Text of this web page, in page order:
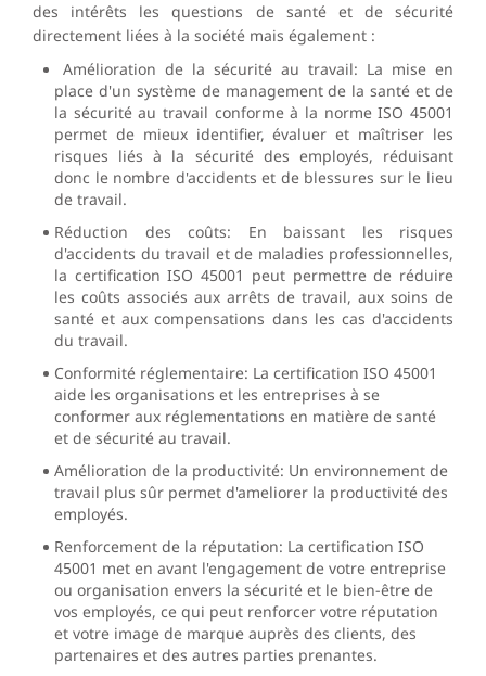
des intérêts les questions de santé et de sécurité
directement liées à la société mais également :
Amélioration de la sécurité au travail: La mise en
place d'un système de management de la santé et de
la sécurité au travail conforme à la norme ISO 45001
permet de mieux identifier, évaluer et maîtriser les
risques liés à la sécurité des employés, réduisant
donc le nombre d'accidents et de blessures sur le lieu
de travail.
Réduction des coûts: En baissant les risques
d'accidents du travail et de maladies professionnelles,
la certification ISO 45001 peut permettre de réduire
les coûts associés aux arrêts de travail, aux soins de
santé et aux compensations dans les cas d'accidents
du travail.
Conformité réglementaire: La certification ISO 45001
aide les organisations et les entreprises à se
conformer aux réglementations en matière de santé
et de sécurité au travail.
Amélioration de la productivité: Un environnement de
travail plus sûr permet d'ameliorer la productivité des
employés.
Renforcement de la réputation: La certification ISO
45001 met en avant l'engagement de votre entreprise
ou organisation envers la sécurité et le bien-être de
vos employés, ce qui peut renforcer votre réputation
et votre image de marque auprès des clients, des
partenaires et des autres parties prenantes.